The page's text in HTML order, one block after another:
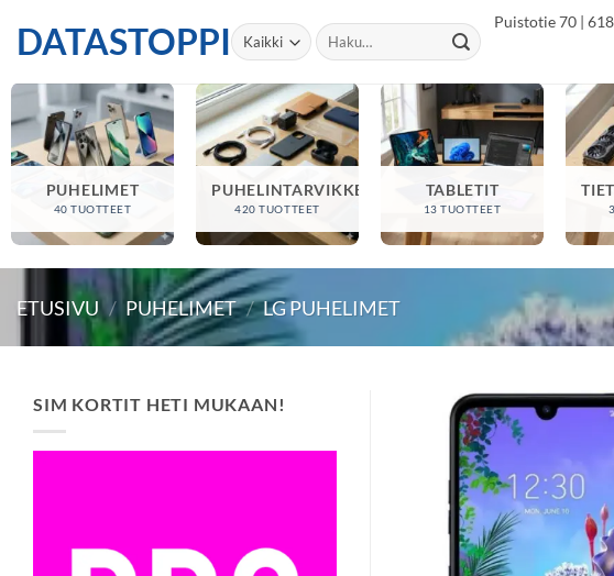
DATASTOPPI Etsi:
Puistotie 70 |
PUHELIMET
40 TUOTTEET
PUHELINTARVIKKEET
420 TUOTTEET
TABLETIT
13 TUOTTEET
ETUSIVU / PUHELIMET / LG PUHELIMET
SIM KORTIT HETI MUKAAN!